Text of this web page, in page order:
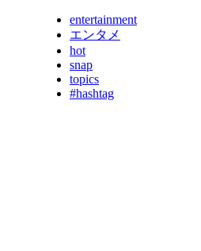
entertainment
エンタメ
hot
snap
topics
#hashtag